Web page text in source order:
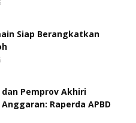
Siap Berangkatkan
dan Pemprov Akhiri
Raperda APBD